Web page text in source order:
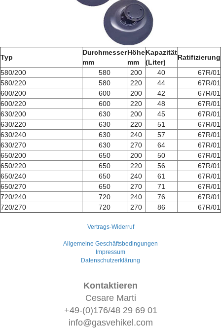
Typ
Durchmesser
mm
Höhe
mm
Kapazität
(Liter)
Ratifizierung
580/200
580 200 40
67R/01
580/220
580 220 44
67R/01
600/200
600 200 42
67R/01
600/220
600 220 48
67R/01
630/200
630 200 45
67R/01
630/220
630 220 51
67R/01
630/240
630 240 57
67R/01
630/270
630 270 64
67R/01
650/200
650 200 50
67R/01
650/220
650 220 56
67R/01
650/240
650 240 61
67R/01
650/270
650 270 71
67R/01
720/240
720 240 76
67R/01
720/270
720 270 86 67R/01
Vertrags-Widerruf
Allgemeine Geschäftsbedingungen
Impressum
Datenschutzerklärung
Kontaktieren
Cesare Marti
+49-(0)176/48 29 69 01
info@gasvehikel.com